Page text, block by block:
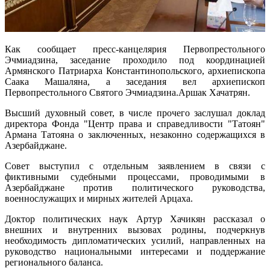
Как сообщает пресс-канцелярия Первопрестольного
Эчмиадзина, заседание проходило под координацией
Армянского Патриарха Константинопольского, архиепископа
Саака Машаляна, а заседания вел архиепископ
Первопрестольного Святого Эчмиадзина.Аршак Хачатрян.
Высший духовный совет, в числе прочего заслушал доклад
директора Фонда "Центр права и справедливости "Татоян"
Армана Татояна о заключенных, незаконно содержащихся в
Азербайджане.
Совет выступил с отдельным заявлением в связи с
фиктивными судебными процессами, проводимыми в
Азербайджане против политического руководства,
военнослужащих и мирных жителей Арцаха.
Доктор политических наук Артур Хачикян рассказал о
внешних и внутренних вызовах родины, подчеркнув
необходимость дипломатических усилий, направленных на
руководство национальными интересами и поддержание
регионального баланса.